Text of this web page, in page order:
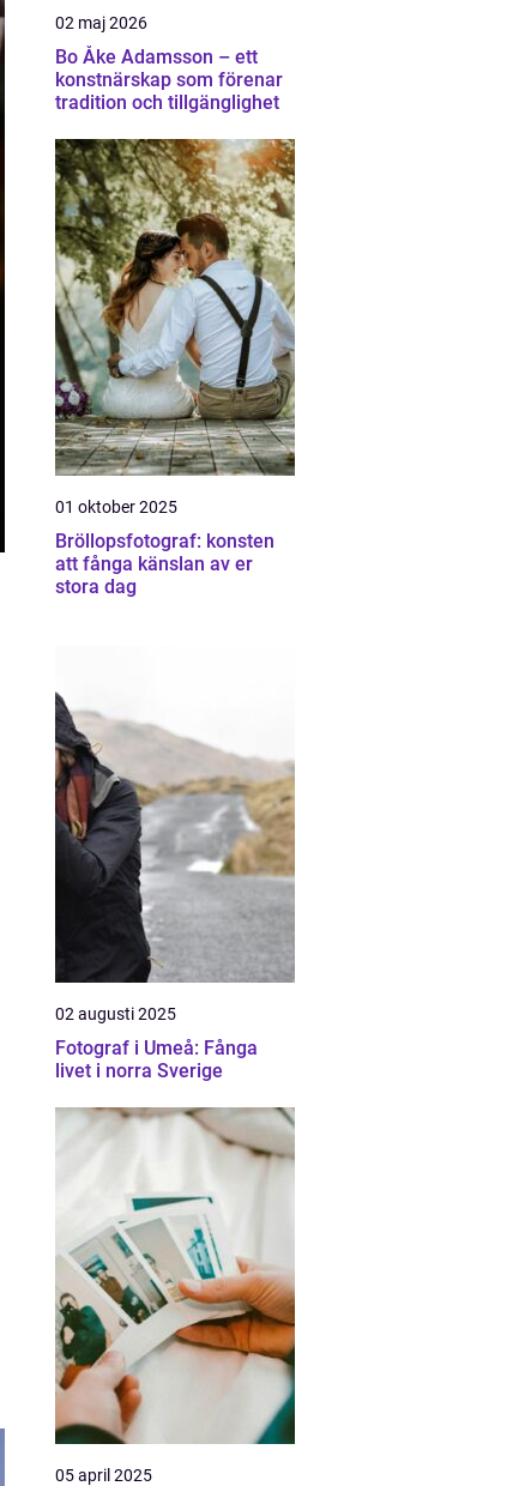
02 maj 2026
Bo Åke Adamsson – ett
konstnärskap som förenar
tradition och tillgänglighet
01 oktober 2025
Bröllopsfotograf: konsten
att fånga känslan av er
stora dag
02 augusti 2025
Fotograf i Umeå: Fånga
livet i norra Sverige
05 april 2025